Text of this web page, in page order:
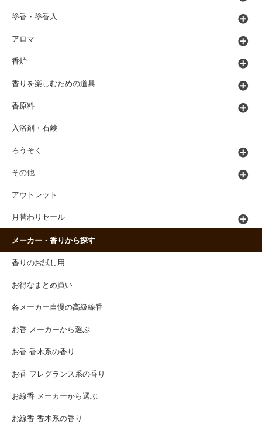
塗香・塗香入
アロマ
香炉
香りを楽しむための道具
香原料
入浴剤・石鹸
ろうそく
その他
アウトレット
月替わりセール
メーカー・香りから探す
香りのお試し用
お得なまとめ買い
各メーカー自慢の高級線香
お香 メーカーから選ぶ
お香 香木系の香り
お香 フレグランス系の香り
お線香 メーカーから選ぶ
お線香 香木系の香り